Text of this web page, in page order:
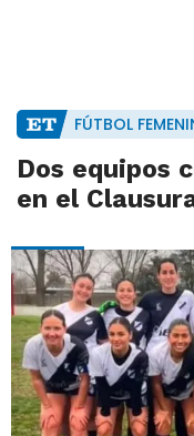
FÚTBOL
Dos equipos
en el